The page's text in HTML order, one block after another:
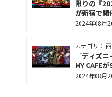
限りの『
が新宿で開
2024年08月
カテゴリ：
「ディズ
MY CAFE
2024年08月